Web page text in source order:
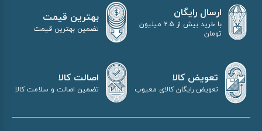
ارسال رایگان
با خرید بیش از 2.5 میلیون
تومان
بهترین قیمت
تضمین بهترین قیمت
تعویض کالا
تعویض رایگان کالای معیوب
اصالت کالا
تضمین اصالت و سلامت کالا